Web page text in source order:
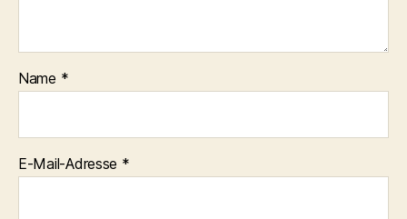
Name *
E-Mail-Adresse *